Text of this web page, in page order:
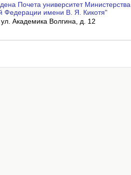
Почета университет Министерства
Федерации имени В. Я. Кикотя"
Академика Волгина, д. 12